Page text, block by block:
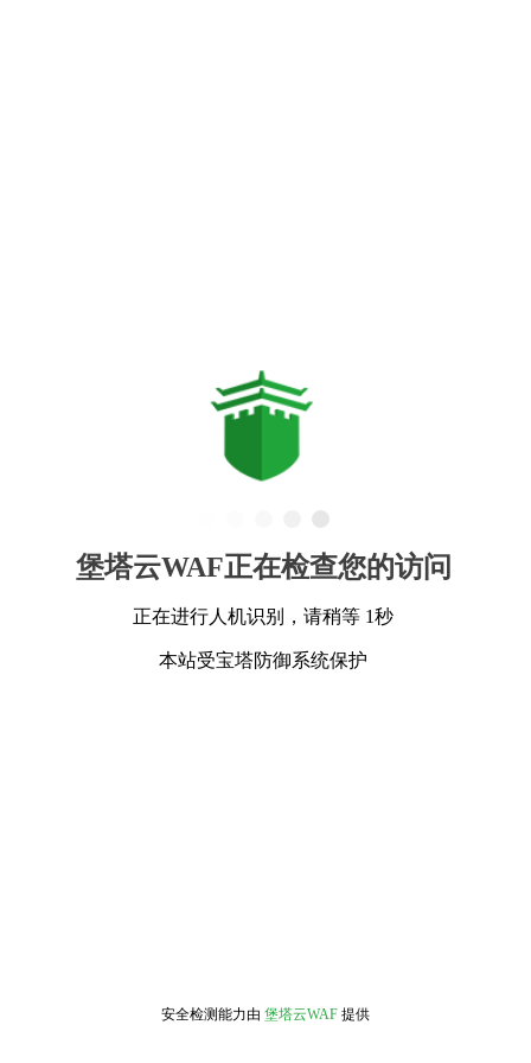
堡塔云WAF正在检查您的访问
正在进行人机识别，请稍等 1秒
本站受宝塔防御系统保护
安全检测能力由 堡塔云WAF 提供